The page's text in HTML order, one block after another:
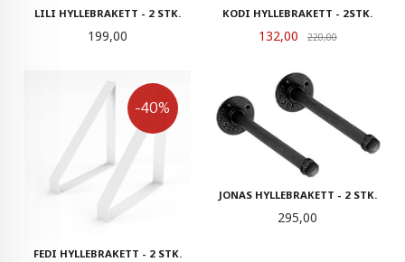
LILI HYLLEBRAKETT - 2 STK.
Pris
199,00
KODI HYLLEBRAKETT - 2STK.
Tilbud
132,00 220,00Rabatt
FEDI HYLLEBRAKETT - 2 STK.
-40%
JONAS HYLLEBRAKETT - 2 STK.
Pris
295,00